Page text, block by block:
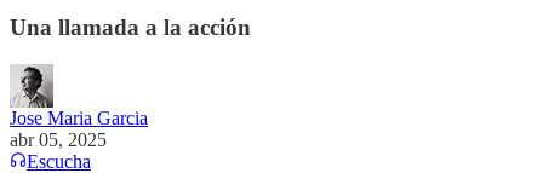
Una llamada a la acción
Jose Maria Garcia
abr 05, 2025
Escucha